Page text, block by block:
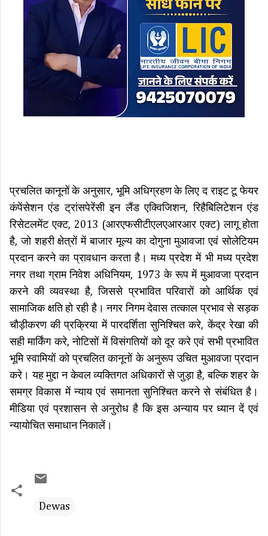
प्रचलित कानूनों के अनुसार, भूमि अधिग्रहण के लिए द राइट टू फेयर
कंपेंसेशन एंड ट्रांसपेरेंसी इन लैंड एक्विजिशन, रिहैबिलिटेशन एंड
रिसेटलमेंट एक्ट, 2013 (आरएफसीटीएलएआरआर एक्ट) लागू होता
है, जो शहरी क्षेत्रों में बाजार मूल्य का दोगुना मुआवजा एवं सोलेटियम
प्रदान करने का प्रावधान करता है। मध्य प्रदेश में भी मध्य प्रदेश
नगर तथा ग्राम निवेश अधिनियम, 1973 के रूप में मुआवजा प्रदान
करने की व्यवस्था है, जिससे प्रभावित परिवारों को आर्थिक एवं
सामाजिक क्षति हो रही है। नगर निगम देवास तत्काल प्रभाव से सड़क
चौड़ीकरण की प्रक्रिया में पारदर्शिता सुनिश्चित करे, केंद्र रेखा की
सही मार्किंग करे, नोटिसों में विसंगतियों को दूर करे एवं सभी प्रभावित
भूमि स्वामियों को प्रचलित कानूनों के अनुरूप उचित मुआवजा प्रदान
करे। यह मुद्दा न केवल व्यक्तिगत अधिकारों से जुड़ा है, बल्कि शहर के
समग्र विकास में न्याय एवं समानता सुनिश्चित करने से संबंधित है।
मीडिया एवं प्रशासन से अनुरोध है कि इस अन्याय पर ध्यान दें एवं
न्यायोचित समाधान निकालें।
Dewas